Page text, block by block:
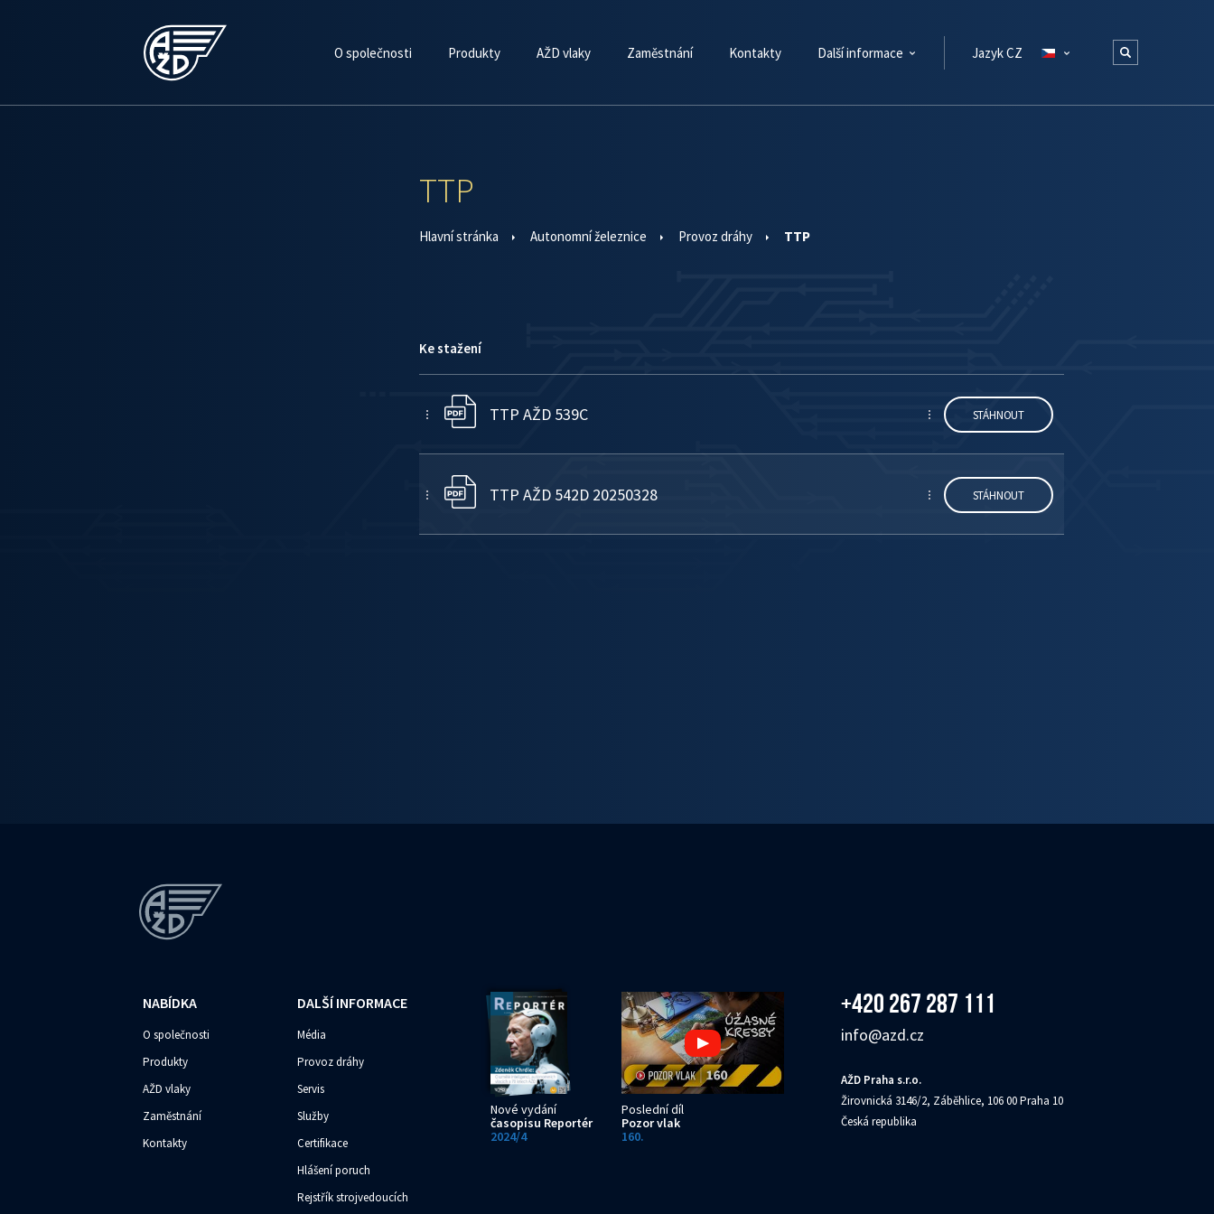
O společnosti Produkty AŽD vlaky Zaměstnání Kontakty Další informace Jazyk CZ
TTP
Hlavní stránka Autonomní železnice Provoz dráhy TTP
Ke stažení
TTP AŽD 539C STÁHNOUT
TTP AŽD 542D 20250328 STÁHNOUT
NABÍDKA
O společnosti
Produkty
AŽD vlaky
Zaměstnání
Kontakty
DALŠÍ INFORMACE
Média
Provoz dráhy
Servis
Služby
Certifikace
Hlášení poruch
Rejstřík strojvedoucích
Nové vydání
časopisu Reportér
2024/4
Poslední díl
Pozor vlak
160.
+420 267 287 111
info@azd.cz
AŽD Praha s.r.o.
Žirovnická 3146/2, Záběhlice, 106 00 Praha 10
Česká republika